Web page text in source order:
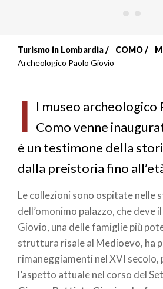
Briciole
pane
Turismo in Lombardia COMO
Archeologico Paolo Giovio
I l museo archeologico
Como venne
è un testimone della
dalla preistoria fino
Le collezioni sono ospitate nelle
dell’omonimo palazzo, che deve
Giovio, una delle famiglie più
struttura risale al Medioevo, ha
rimaneggiamenti nel XVI secolo,
l’aspetto attuale nel corso del